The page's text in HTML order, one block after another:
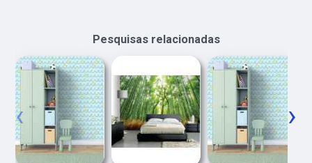
Pesquisas relacionadas
‹ ›